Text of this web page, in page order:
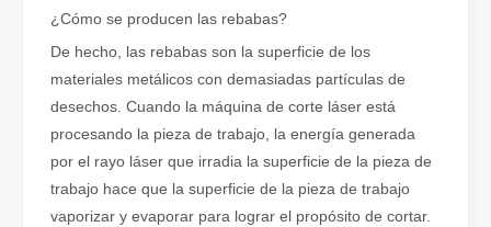
El corte de metal por láser es un método de precisión que se
¿Cómo se producen las rebabas?
De hecho, las rebabas son la superficie de los
materiales metálicos con demasiadas partículas de
desechos. Cuando la máquina de corte láser está
procesando la pieza de trabajo, la energía generada
por el rayo láser que irradia la superficie de la pieza de
trabajo hace que la superficie de la pieza de trabajo
vaporizar y evaporar para lograr el propósito de cortar.